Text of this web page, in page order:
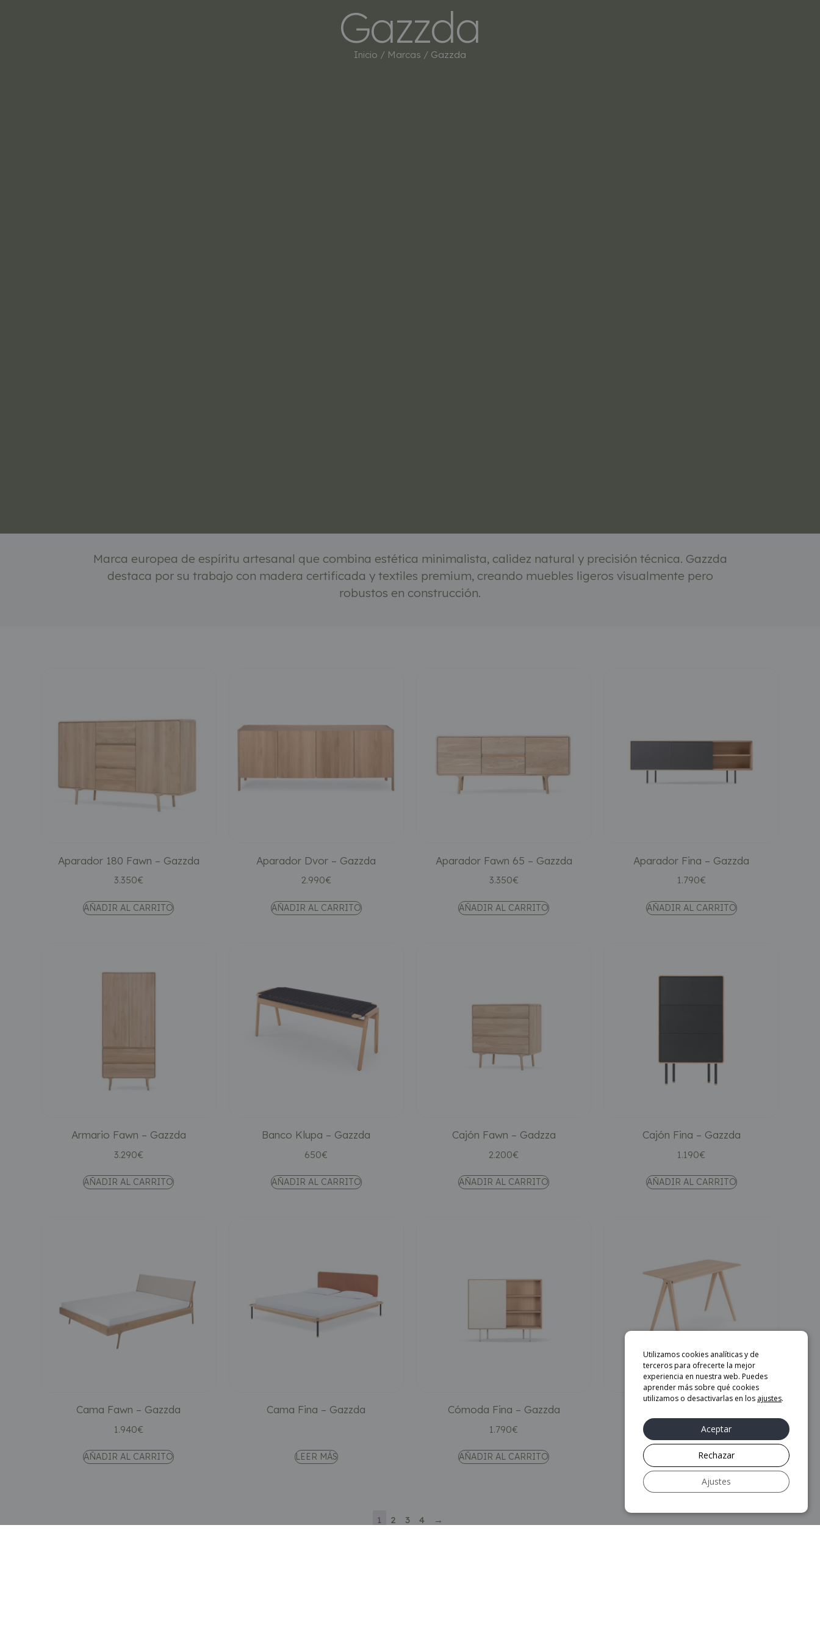
INICIOGazzda
Inicio / Marcas / Gazzda
Marca europea de espíritu artesanal que combina estética minimalista, calidez natural y precisión técnica. Gazzda
destaca por su trabajo con madera certificada y textiles premium, creando muebles ligeros visualmente pero
robustos en construcción.
Aparador 180 Fawn – Gazzda
3.350€
AÑADIR AL CARRITO
Aparador Dvor – Gazzda
2.990€
AÑADIR AL CARRITO
Aparador Fawn 65 – Gazzda
3.350€
AÑADIR AL CARRITO
Aparador Fina – Gazzda
1.790€
AÑADIR AL CARRITO
Armario Fawn – Gazzda
3.290€
AÑADIR AL CARRITO
Banco Klupa – Gazzda
650€
AÑADIR AL CARRITO
Cajón Fawn – Gadzza
2.200€
AÑADIR AL CARRITO
Cajón Fina – Gazzda
1.190€
AÑADIR AL CARRITO
Cama Fawn – Gazzda
1.940€
AÑADIR AL CARRITO
Cama Fina – Gazzda
LEER MÁS
Cómoda Fina – Gazzda
1.790€
AÑADIR AL CARRITO
€
AÑADIR AL CARRITO
1 2 3 4 →
Utilizamos cookies analíticas y de
terceros para ofrecerte la mejor
experiencia en nuestra web. Puedes
aprender más sobre qué cookies
utilizamos o desactivarlas en los ajustes.
Aceptar
Rechazar
Ajustes